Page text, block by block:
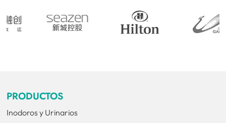
PRODUCTOS
Inodoros y Urinarios